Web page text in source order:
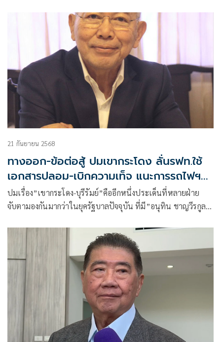
21 กันยายน 2568
ทางออก-ข้อต่อสู้ ปมเขากระโดง ลั่นรฟท.ใช้
เอกสารปลอม-เบิกความเท็จ แนะการรถไฟฯ
ฟ้อง คดีจบภายในสามปี
ปมเรื่อง”เขากระโดง-บุรีรัมย์”คืออีกหนึ่งประเด็นที่หลายฝ่าย
จับตามองกันมากว่าในยุครัฐบาลปัจจุบัน ที่มี”อนุทิน ชาญวีรกูล